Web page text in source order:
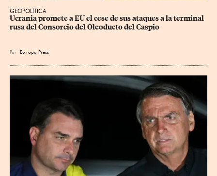
GEOPOLÍTICA
Ucrania promete a EU el cese de sus ataques a la terminal
rusa del Consorcio del Oleoducto del Caspio
Por Eu ropa Press